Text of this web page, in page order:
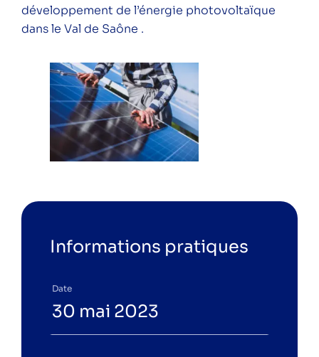
Suivez-nous sur les réseaux pour ne rien
râter !
InstagramLinkedInFacebook
Espace particuliers
développement de l’énergie photovoltaïque
dans le Val de Saône .
Informations pratiques
Date
30 mai 2023